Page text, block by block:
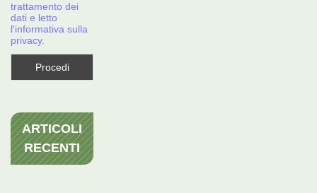
trattamento dei
dati e letto
l'informativa sulla
privacy.
ARTICOLI
RECENTI